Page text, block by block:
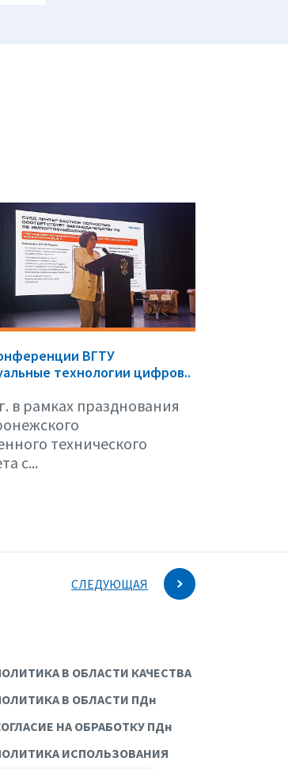
ВГТУ
технологии цифров..
в рамках празднования
технического
с...
СЛЕДУЮЩАЯ
В ОБЛАСТИ КАЧЕСТВА
В ОБЛАСТИ ПДн
НА ОБРАБОТКУ ПДн
ИСПОЛЬЗОВАНИЯ